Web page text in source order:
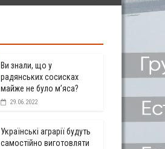
Ви знали, що у
радянських сосисках
майже не було м’яса?
29.06.2022
Українські аграрії будуть
самостійно виготовляти